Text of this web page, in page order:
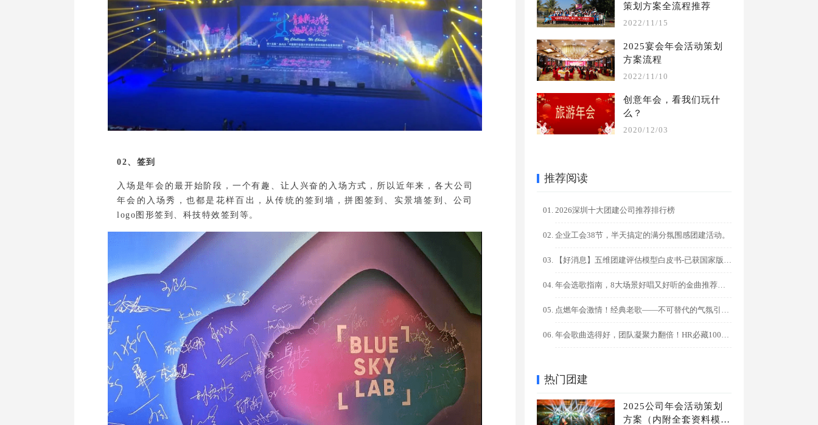
02、签到
入场是年会的最开始阶段，一个有趣、让人兴奋的入场方式，所以近年来，各大公司
年会的入场秀，也都是花样百出，从传统的签到墙，拼图签到、实景墙签到、公司
logo图形签到、科技特效签到等。
策划方案全流程推荐
2022/11/15
2025宴会年会活动策划
方案流程
2022/11/10
创意年会，看我们玩什
么？
2020/12/03
推荐阅读
2026深圳十大团建公司推荐排行榜
企业工会38节，半天搞定的满分氛围感团建活动。
【好消息】五维团建评估模型白皮书-已获国家版权局作品登记
年会选歌指南，8大场景好唱又好听的金曲推荐，点燃全场氛围！
点燃年会激情！经典老歌——不可替代的气氛引擎！?
年会歌曲选得好，团队凝聚力翻倍！HR必藏100+金曲清单
热门团建
2025公司年会活动策划
方案（内附全套资料模